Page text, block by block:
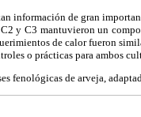
información de gran
y C3 mantuvieron un
de calor fueron
o prácticas para ambos
fenológicas de arveja,